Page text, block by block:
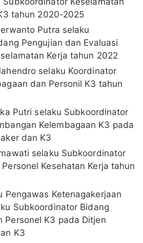
tahun 2020-2025
Putra selaku
Pengujian dan Evaluasi
Kerja tahun 2022
selaku Koordinator
dan Personil K3 tahun
Putri selaku Subkoordinator
Kelembagaan K3 pada
dan K3
selaku Subkoordinator
Kesehatan Kerja tahun
Pengawas Ketenagakerjaan
Subkoordinator Bidang
Personel K3 pada Ditjen
K3